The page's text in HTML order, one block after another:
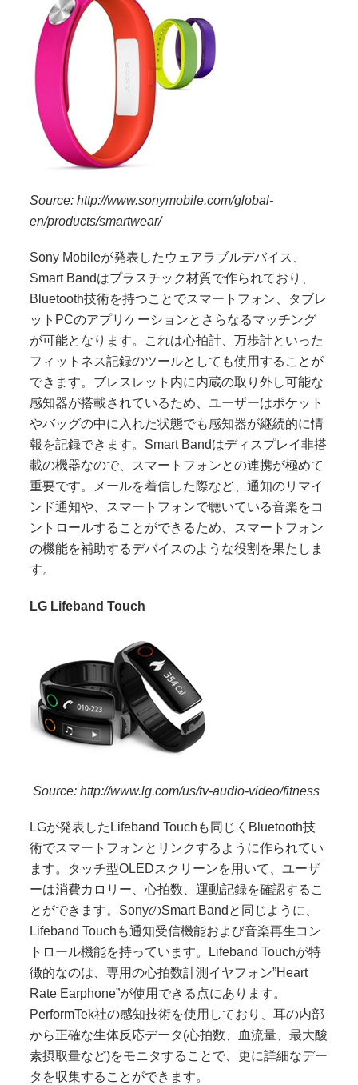
Source: http://www.sonymobile.com/global-
en/products/smartwear/
Sony Mobileが発表したウェアラブルデバイス、
Smart Bandはプラスチック材質で作られており、
Bluetooth技術を持つことでスマートフォン、タブレ
ット PCのアプリケーションとさらなるマッチング
が可能となります。これは心拍計、万歩計といった
フィットネス記録のツールとしても使用することが
できます。ブレスレット内に内蔵の取り外し可能な
感知器が搭載されているため、ユーザーはポケット
やバッグの中に入れた状態でも感知器が継続的に情
報を記録できます。 Smart Bandはディスプレイ非搭
載の機器なので、スマートフォンとの連携が極めて
重要です。メールを着信した際など、通知のリマイ
ンド通知や、スマートフォンで聴いている音楽をコ
ントロールすることができるため、スマートフォン
の機能を補助するデバイスのような役割を果たしま
す。
LG Lifeband Touch
Source: http://www.lg.com/us/tv-audio-video/fitness
LGが発表した Lifeband Touch も同じく Bluetooth技
術でスマートフォンとリンクするように作られてい
ます。タッチ型OLEDスクリーンを用いて、ユーザ
ーは消費カロリー、心拍数、運動記録を確認するこ
とができます。 SonyのSmart Band と同じように、
Lifeband Touch も通知受信機能および音楽再生コン
トロール機能を持っています。
Lifeband Touchが特
徴的なのは、専用の心拍数計測イヤフォン”Heart
Rate Earphone”が使用できる点にあります。
PerformTek社の感知技術を使用しており、耳の内部
から正確な生体反応データ(心拍数、血流量、最大酸
素摂取量など)をモニタすることで、更に詳細なデー
タを収集することができます。